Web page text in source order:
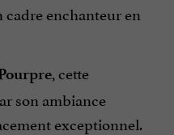
cadre enchanteur en
, cette
son ambiance
exceptionnel.